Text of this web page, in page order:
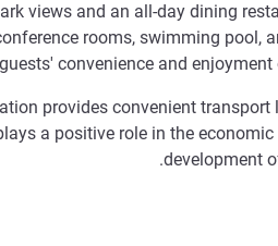
views and an all-day dining
rooms, swimming pool,
convenience and enjoyment
provides convenient transport
a positive role in the
development